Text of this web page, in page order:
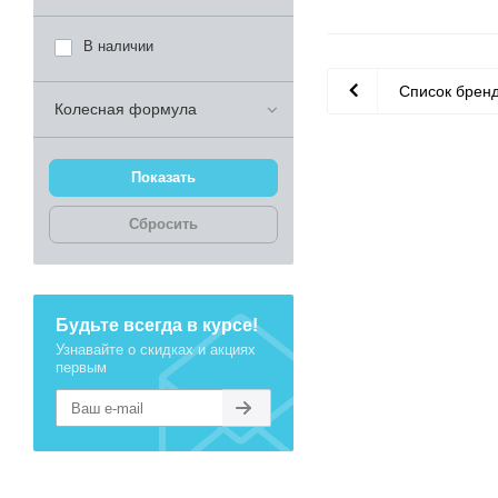
Список
В наличии
Колесная формула
Сбросить
Будьте всегда в курсе!
Узнавайте о скидках и акциях
первым